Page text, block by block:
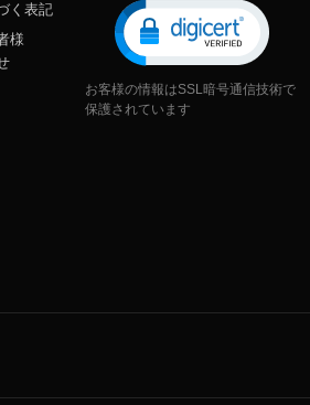
く表記
様
お客様の情報はSSL暗号通信技術で
保護されています